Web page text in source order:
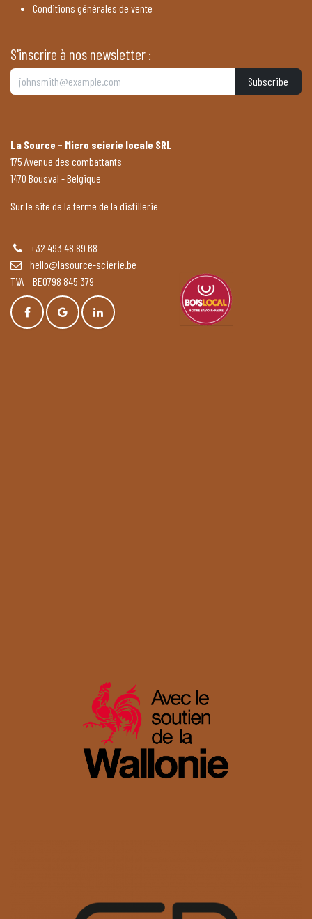
Conditions générales de vente
S'inscrire à nos newsletter :
Subscribe
La Source - Micro scierie locale SRL
175 Avenue des combattants
1470 Bousval - Belgique
Sur le site de la ferme de la distillerie
+32 493 48 89 68
hello@lasource-scierie.be
TVA BE0798 845 379